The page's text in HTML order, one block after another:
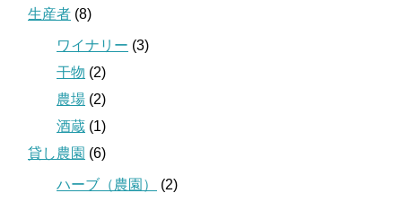
生産者 (8)
ワイナリー (3)
干物 (2)
農場 (2)
酒蔵 (1)
貸し農園 (6)
ハーブ（農園）
(2)